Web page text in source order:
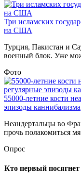
Три исламских
на США
Турция, Пакистан и
военный блок. Уже
Фото
55000-летние кости
эпизоды каннибализма
Неандертальцы во
прочь полакомиться
Опрос
Кто первый